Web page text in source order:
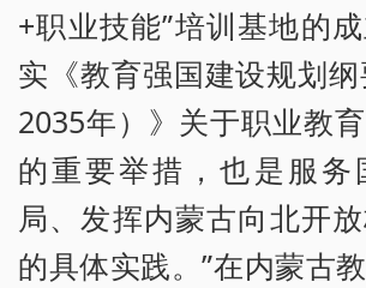
+职业技能”培训基地的
实《教育强国建设规划
2035年）》关于职业教
的重要举措，也是服务
局、发挥内蒙古向北开
的具体实践。”在内蒙古